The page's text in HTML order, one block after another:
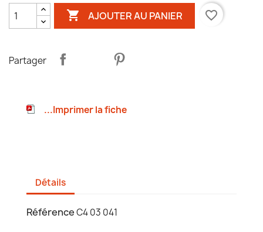
 AJOUTER AU PANIER favorite_border
Partager
...Imprimer la fiche
Détails
RéférenceC4 03 041